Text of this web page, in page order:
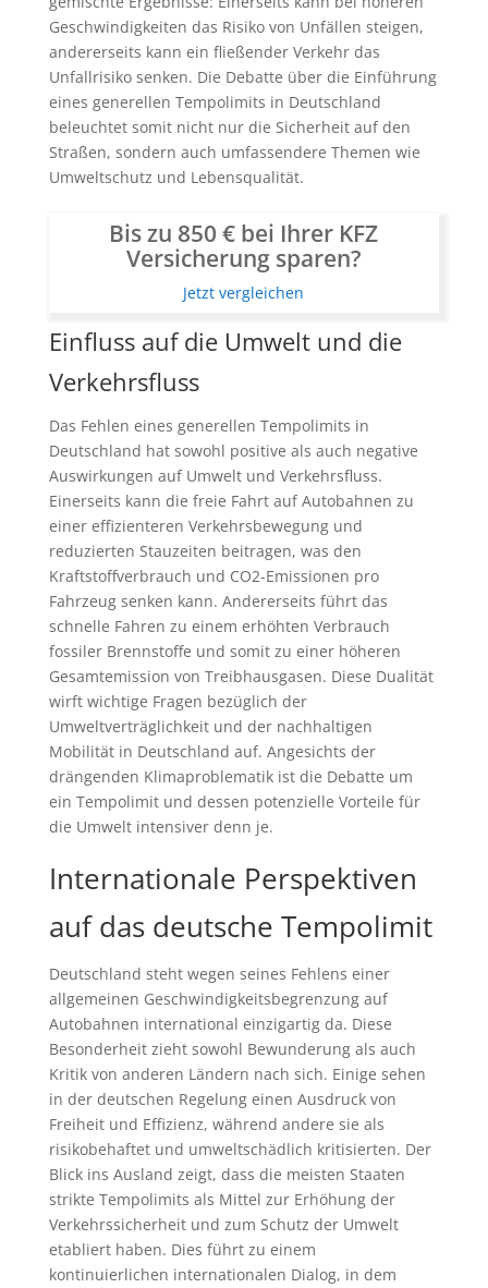
Geschwindigkeiten das Risiko von Unfällen steigen,
andererseits kann ein fließender Verkehr das
Unfallrisiko senken. Die Debatte über die Einführung
eines generellen Tempolimits in Deutschland
beleuchtet somit nicht nur die Sicherheit auf den
Straßen, sondern auch umfassendere Themen wie
Umweltschutz und Lebensqualität.
Bis zu 850 € bei Ihrer KFZ
Versicherung sparen?
Jetzt vergleichen
Einfluss auf die Umwelt und die
Verkehrsfluss
Das Fehlen eines generellen Tempolimits in
Deutschland hat sowohl positive als auch negative
Auswirkungen auf Umwelt und Verkehrsfluss.
Einerseits kann die freie Fahrt auf Autobahnen zu
einer effizienteren Verkehrsbewegung und
reduzierten Stauzeiten beitragen, was den
Kraftstoffverbrauch und CO2-Emissionen pro
Fahrzeug senken kann. Andererseits führt das
schnelle Fahren zu einem erhöhten Verbrauch
fossiler Brennstoffe und somit zu einer höheren
Gesamtemission von Treibhausgasen. Diese Dualität
wirft wichtige Fragen bezüglich der
Umweltverträglichkeit und der nachhaltigen
Mobilität in Deutschland auf. Angesichts der
drängenden Klimaproblematik ist die Debatte um
ein Tempolimit und dessen potenzielle Vorteile für
die Umwelt intensiver denn je.
Internationale Perspektiven
auf das deutsche Tempolimit
Deutschland steht wegen seines Fehlens einer
allgemeinen Geschwindigkeitsbegrenzung auf
Autobahnen international einzigartig da. Diese
Besonderheit zieht sowohl Bewunderung als auch
Kritik von anderen Ländern nach sich. Einige sehen
in der deutschen Regelung einen Ausdruck von
Freiheit und Effizienz, während andere sie als
risikobehaftet und umweltschädlich kritisierten. Der
Blick ins Ausland zeigt, dass die meisten Staaten
strikte Tempolimits als Mittel zur Erhöhung der
Verkehrssicherheit und zum Schutz der Umwelt
etabliert haben. Dies führt zu einem
kontinuierlichen internationalen Dialog, in dem